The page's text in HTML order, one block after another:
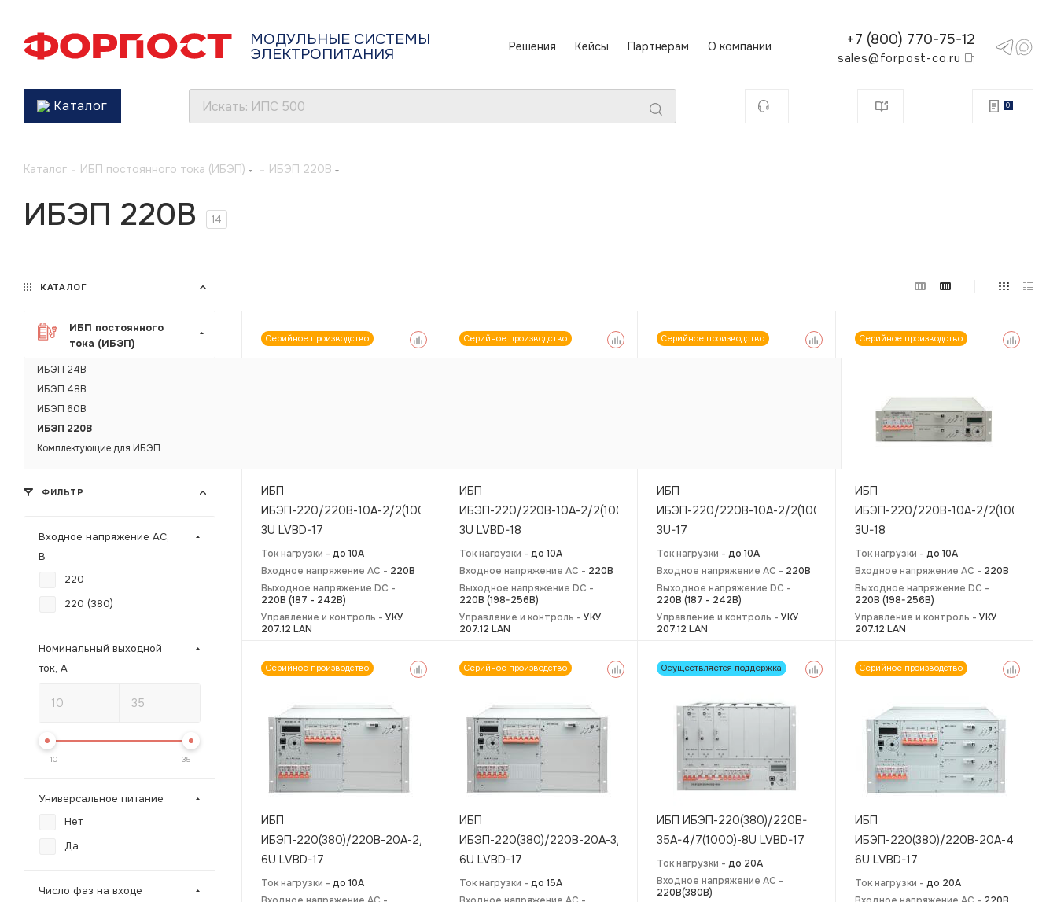
МОДУЛЬНЫЕ СИСТЕМЫ
ЭЛЕКТРОПИТАНИЯ Решения Кейсы Партнерам О компании +7 (800) 770-75-12
sales@forpost-co.ru
Каталог 0
Каталог - ИБП постоянного тока (ИБЭП) - ИБЭП 220В
ИБЭП 220В 14
Серийное производство
ИБП
ИБЭП-220/220В-10А-2/2(1000)
3U LVBD-17
Ток нагрузки - до 10А
Входное напряжение AC - 220В
Выходное напряжение DC -
220В (187 - 242В)
Управление и контроль - УКУ
207.12 LAN
Серийное производство
ИБП
ИБЭП-220/220В-10А-2/2(1000)
3U LVBD-18
Ток нагрузки - до 10А
Входное напряжение AC - 220В
Выходное напряжение DC -
220В (198-256В)
Управление и контроль - УКУ
207.12 LAN
Серийное производство
ИБП
ИБЭП-220/220В-10А-2/2(1000)
3U-17
Ток нагрузки - до 10А
Входное напряжение AC - 220В
Выходное напряжение DC -
220В (187 - 242В)
Управление и контроль - УКУ
207.12 LAN
Серийное производство
ИБП
ИБЭП-220/220В-10А-2/2(1000)
3U-18
Ток нагрузки - до 10А
Входное напряжение AC - 220В
Выходное напряжение DC -
220В (198-256В)
Управление и контроль - УКУ
207.12 LAN
Серийное производство
ИБП
ИБЭП-220(380)/220В-20А-2/4(1000)
6U LVBD-17
Ток нагрузки - до 10А
Серийное производство
ИБП
ИБЭП-220(380)/220В-20А-3/4(1000)
6U LVBD-17
Ток нагрузки - до 15А
Осуществляется поддержка
ИБП ИБЭП-220(380)/220B-
35A-4/7(1000)-8U LVBD-17
Ток нагрузки - до 20А
Входное напряжение AC -
220В(380В)
Серийное производство
ИБП
ИБЭП-220(380)/220В-20А-4/
6U LVBD-17
Ток нагрузки - до 20А
КАТАЛОГ
ИБП постоянного
тока (ИБЭП)
ИБЭП 24В
ИБЭП 48В
ИБЭП 60В
ИБЭП 220В
Комплектующие для ИБЭП
ФИЛЬТР
Входное напряжение АC,
В
220
220 (380)
Номинальный выходной
ток, А
10 35
Универсальное питание
Нет
Да
Число фаз на входе